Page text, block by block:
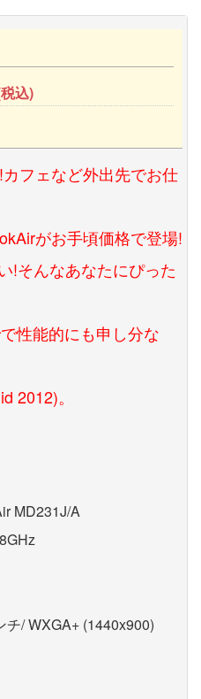
込)
フェなど外出先でお仕
がお手頃価格で登場!
!そんなあなたにぴった
性能的にも申し分な
2012)。
MD231J/A
/ WXGA+ (1440x900)